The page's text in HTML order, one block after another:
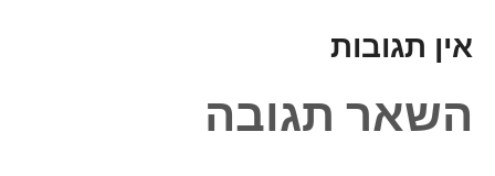
אין תגובות
השאר תגובה